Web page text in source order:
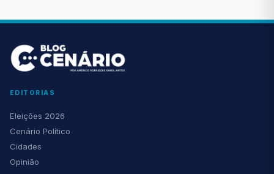
EDITORIAS
Eleições 2026
Cenário Político
Cidades
Opinião